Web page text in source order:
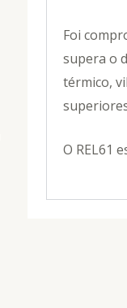
Foi
supera o
térmico,
O REL61